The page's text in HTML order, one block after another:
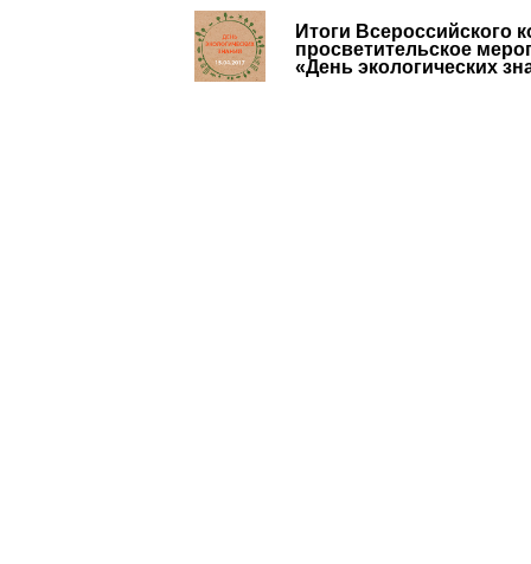
Итоги Всероссийского
просветительское
«День экологических